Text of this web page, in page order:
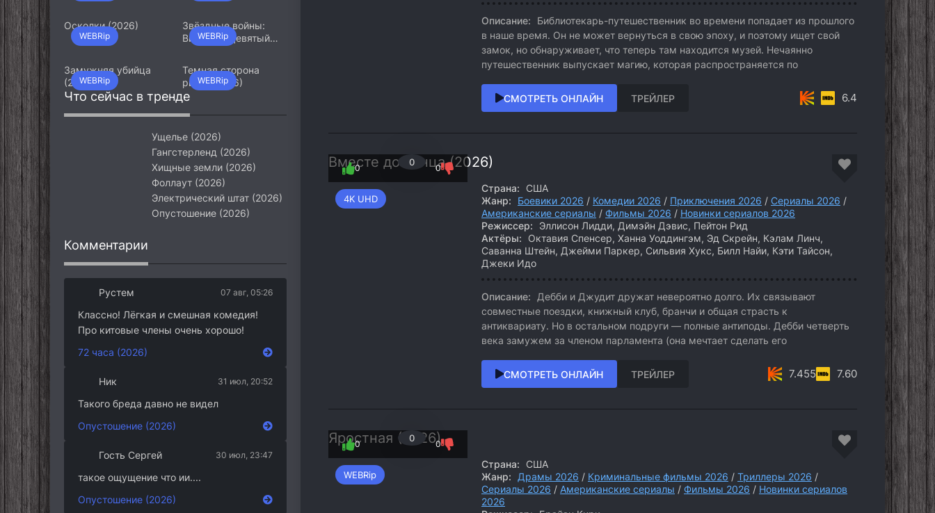
Описание:
Библиотекарь-путешественник во времени попадает из прошлого
в наше время. Он не может вернуться в свою эпоху, и поэтому ищет свой
замок, но обнаруживает, что теперь там находится музей. Нечаянно
путешественник выпускает магию, которая распространяется по
СМОТРЕТЬ ОНЛАЙН ТРЕЙЛЕР 6.4
Вместе до конца (2026)
4K UHD
0
0 0
Страна:
США
Жанр:
Боевики 2026 / Комедии 2026 / Приключения 2026 / Сериалы 2026 /
Американские сериалы / Фильмы 2026 / Новинки сериалов 2026
Режиссер:
Эллисон Лидди, Димэйн Дэвис, Пейтон Рид
Актёры:
Октавия Спенсер, Ханна Уоддингэм, Эд Скрейн, Кэлам Линч,
Саванна Штейн, Джейми Паркер, Сильвия Хукс, Билл Найи, Кэти Тайсон,
Джеки Идо
Описание:
Дебби и Джудит дружат невероятно долго. Их связывают
совместные поездки, книжный клуб, бранчи и общая страсть к
антиквариату. Но в остальном подруги — полные антиподы. Дебби четверть
века замужем за членом парламента (она мечтает сделать его
СМОТРЕТЬ ОНЛАЙН ТРЕЙЛЕР 7.455 7.60
Яростная (2026)
WEBRip
0
0 0
Страна:
США
Жанр:
Драмы 2026 / Криминальные фильмы 2026 / Триллеры 2026 /
Сериалы 2026 / Американские сериалы / Фильмы 2026 / Новинки сериалов
2026
WEBRip
Осколки (2026)
WEBRip
Звёздные войны:
Видения. Девятый
WEBRip
Замужняя убийца
(2026)
WEBRip
Темная сторона
ринга (2026)
Что сейчас в тренде
Ущелье (2026)
Гангстерленд (2026)
Хищные земли (2026)
Фоллаут (2026)
Электрический штат (2026)
Опустошение (2026)
Комментарии
Рустем 07 авг, 05:26
Классно! Лёгкая и смешная комедия!
Про китовые члены очень хорошо!
72 часа (2026)
Ник 31 июл, 20:52
Такого бреда давно не видел
Опустошение (2026)
Гость Сергей 30 июл, 23:47
такое ощущение что ии....
Опустошение (2026)